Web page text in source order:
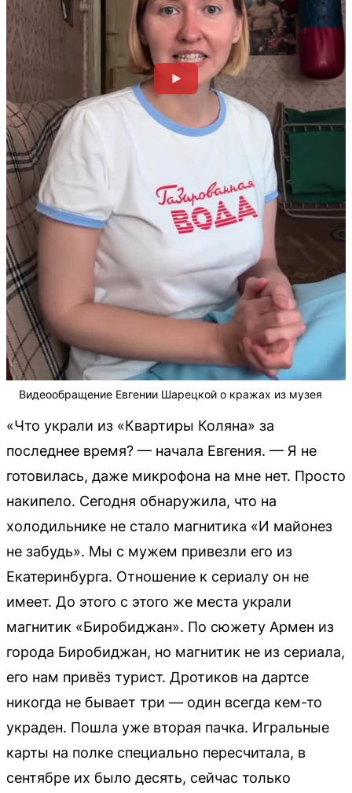
Видеообращение Евгении Шарецкой о кражах из музея
«Что украли из «Квартиры Коляна» за
последнее время? — начала Евгения. — Я не
готовилась, даже микрофона на мне нет. Просто
накипело. Сегодня обнаружила, что на
холодильнике не стало магнитика «И майонез
не забудь». Мы с мужем привезли его из
Екатеринбурга. Отношение к сериалу он не
имеет. До этого с этого же места украли
магнитик «Биробиджан». По сюжету Армен из
города Биробиджан, но магнитик не из сериала,
его нам привёз турист. Дротиков на дартсе
никогда не бывает три — один всегда кем-то
украден. Пошла уже вторая пачка. Игральные
карты на полке специально пересчитала, в
сентябре их было десять, сейчас только